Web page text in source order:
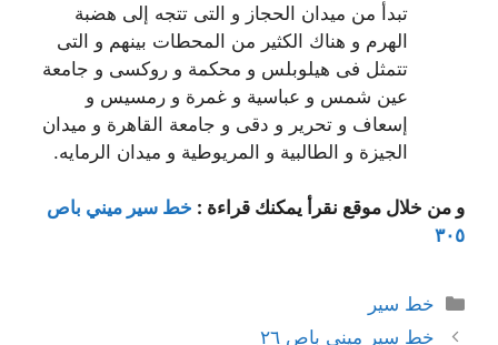
تبدأ من ميدان الحجاز و التى تتجه إلى هضبة
الهرم و هناك الكثير من المحطات بينهم و التى
تتمثل فى هيلوبلس و محكمة و روكسى و جامعة
عين شمس و عباسية و غمرة و رمسيس و
إسعاف و تحرير و دقى و جامعة القاهرة و ميدان
الجيزة و الطالبية و المريوطية و ميدان الرمايه.
و من خلال موقع نقرأ يمكنك قراءة : خط سير ميني باص
٣٠٥
التصنيفات
خط سير
خط سير ميني باص ٢٦